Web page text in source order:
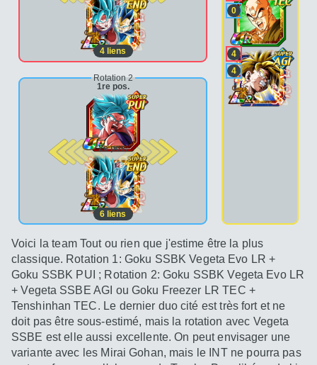
4 liens
Rotation 2
1re pos.
2e pos.
6 liens
0
4
4
Voici la team Tout ou rien que j'estime être la plus
classique. Rotation 1: Goku SSBK Vegeta Evo LR +
Goku SSBK PUI ; Rotation 2: Goku SSBK Vegeta Evo LR
+ Vegeta SSBE AGI ou Goku Freezer LR TEC +
Tenshinhan TEC. Le dernier duo cité est très fort et ne
doit pas être sous-estimé, mais la rotation avec Vegeta
SSBE est elle aussi excellente. On peut envisager une
variante avec les Mirai Gohan, mais le INT ne pourra pas